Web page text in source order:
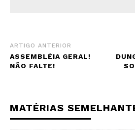
ARTIGO ANTERIOR
ASSEMBLÉIA GERAL!
NÃO FALTE!
MATÉRIAS